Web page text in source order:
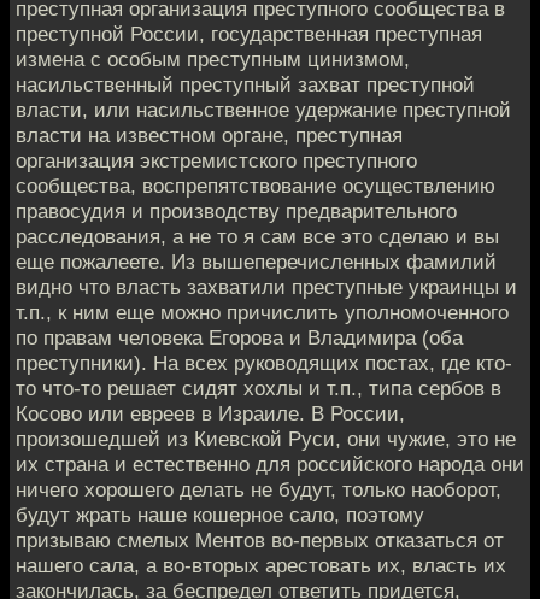
преступная организация преступного сообщества в
преступной России, государственная преступная
измена с особым преступным цинизмом,
насильственный преступный захват преступной
власти, или насильственное удержание преступной
власти на известном органе, преступная
организация экстремистского преступного
сообщества, воспрепятствование осуществлению
правосудия и производству предварительного
расследования, а не то я сам все это сделаю и вы
еще пожалеете. Из вышеперечисленных фамилий
видно что власть захватили преступные украинцы и
т.п., к ним еще можно причислить уполномоченного
по правам человека Егорова и Владимира (оба
преступники). На всех руководящих постах, где кто-
то что-то решает сидят хохлы и т.п., типа сербов в
Косово или евреев в Израиле. В России,
произошедшей из Киевской Руси, они чужие, это не
их страна и естественно для российского народа они
ничего хорошего делать не будут, только наоборот,
будут жрать наше кошерное сало, поэтому
призываю смелых Ментов во-первых отказаться от
нашего сала, а во-вторых арестовать их, власть их
закончилась, за беспредел ответить придется,